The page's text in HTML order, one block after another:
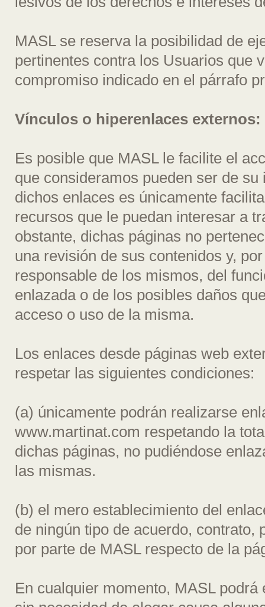
MASL se reserva la posibilidad de
pertinentes contra los Usuarios que
compromiso indicado en el párrafo
Vínculos o hiperenlaces externos:
Es posible que MASL le facilite el
que consideramos pueden ser de
dichos enlaces es únicamente
recursos que le puedan interesar a
obstante, dichas páginas no
una revisión de sus contenidos y,
responsable de los mismos, del
enlazada o de los posibles daños
acceso o uso de la misma.
Los enlaces desde páginas web
respetar las siguientes condiciones:
(a) únicamente podrán realizarse
www.martinat.com respetando la
dichas páginas, no pudiéndose
las mismas.
(b) el mero establecimiento del
de ningún tipo de acuerdo, contrato,
por parte de MASL respecto de la
En cualquier momento, MASL